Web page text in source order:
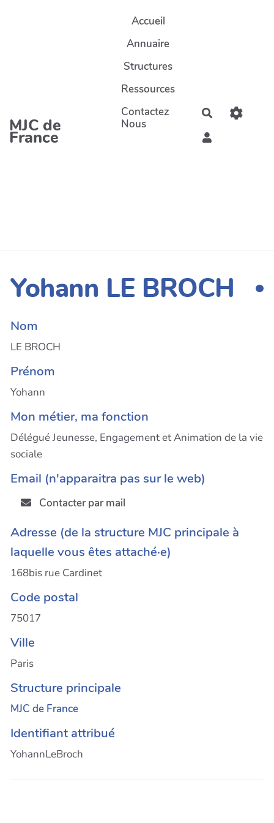
MJC de
France
Accueil
Annuaire
Structures
Ressources
Contactez
Nous
Rechercher
Yohann LE BROCH
Nom
LE BROCH
Prénom
Yohann
Mon métier, ma fonction
Délégué Jeunesse, Engagement et Animation de la vie
sociale
Email (n'apparaitra pas sur le web)
Contacter par mail
Adresse (de la structure MJC principale à
laquelle vous êtes attaché·e)
168bis rue Cardinet
Code postal
75017
Ville
Paris
Structure principale
MJC de France
Identifiant attribué
YohannLeBroch